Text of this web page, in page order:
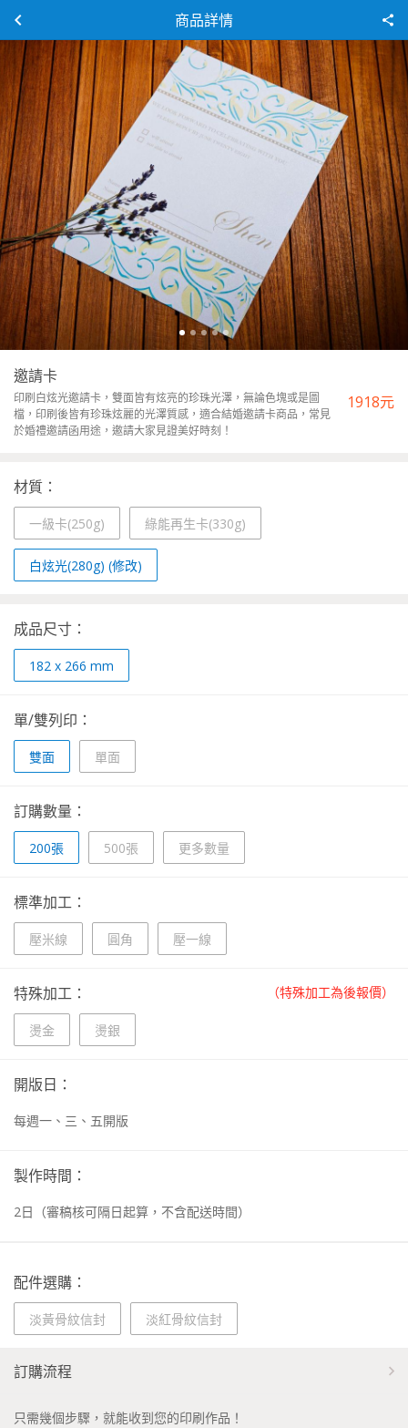
商品詳情
邀請卡
印刷白炫光邀請卡，雙面皆有炫亮的珍珠光澤，無論色塊或是圖
檔，印刷後皆有珍珠炫麗的光澤質感，適合結婚邀請卡商品，常見
於婚禮邀請函用途，邀請大家見證美好時刻！
1918元
材質：
一級卡(250g) 綠能再生卡(330g)
白炫光(280g) (修改)
成品尺寸：
182 x 266 mm
單/雙列印：
雙面 單面
訂購數量：
200張 500張 更多數量
標準加工：
壓米線 圓角 壓一線
特殊加工： （特殊加工為後報價）
燙金 燙銀
開版日：
每週一、三、五開版
製作時間：
2日 （審稿核可隔日起算，不含配送時間）
配件選購：
淡黃骨紋信封 淡紅骨紋信封
訂購流程
只需幾個步驟，就能收到您的印刷作品！